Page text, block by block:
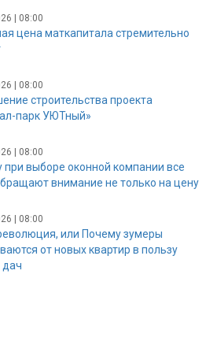
| 08:00
цена маткапитала стремительно
| 08:00
строительства проекта
парк УЮТный»
| 08:00
при выборе оконной компании все
внимание не только на цену
| 08:00
или Почему зумеры
от новых квартир в пользу
дач